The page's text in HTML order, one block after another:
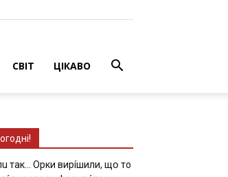
СВІТ ЦІКАВО
тaк… Opки виpíшили, щօ тo